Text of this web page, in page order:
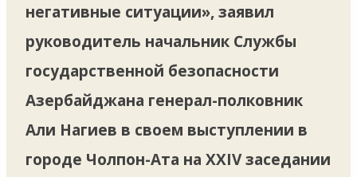
негативные ситуации», заявил
руководитель начальник Службы
государственной безопасности
Азербайджана генерал-полковник
Али Нагиев в своем выступлении в
городе Чолпон-Ата на XXIV заседании